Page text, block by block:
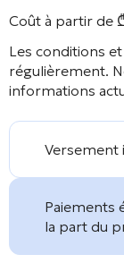
Coût à partir de ₾
Les conditions
régulièrement.
informations
Versement
Paiements
la part du